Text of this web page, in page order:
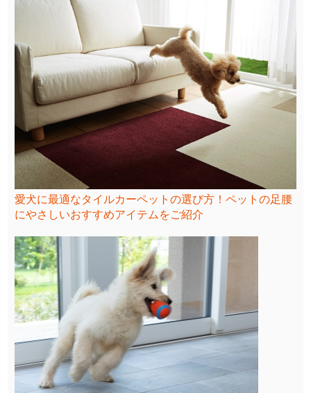
愛犬に最適なタイルカーペットの選び方！ペットの足腰
にやさしいおすすめアイテムをご紹介